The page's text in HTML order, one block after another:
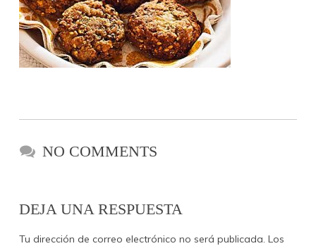
NOTICIAS
NO COMMENTS
DEJA UNA RESPUESTA
Tu dirección de correo electrónico no será publicada. Los